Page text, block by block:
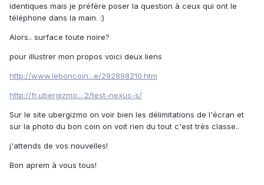
identiques mais je préfère poser la question à ceux qui ont le
téléphone dans la main. :)
Alors.. surface toute noire?
pour illustrer mon propos voici deux liens
http://www.leboncoin...e/292898210.htm
http://fr.ubergizmo....2/test-nexus-s/
Sur le site ubergizmo on voir bien les délimitations de l'écran et
sur la photo du bon coin on voit rien du tout c'est très classe..
j'attends de vos nouvelles!
Bon aprem à vous tous!